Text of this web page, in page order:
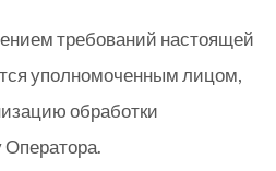
требований настоящей
уполномоченным лицом,
обработки